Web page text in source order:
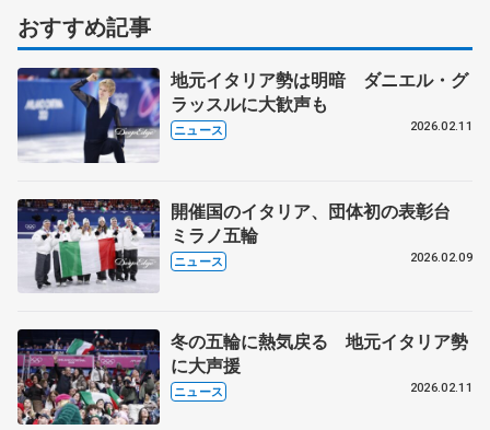
おすすめ記事
地元イタリア勢は明暗 ダニエル・グ
ラッスルに大歓声も
ニュース 2026.02.11
開催国のイタリア、団体初の表彰台
ミラノ五輪
ニュース 2026.02.09
冬の五輪に熱気戻る 地元イタリア勢
に大声援
ニュース 2026.02.11